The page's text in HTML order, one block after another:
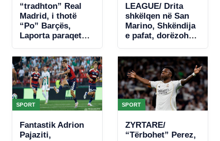
“tradhton” Real
Madrid, i thotë
“Po” Barçës,
Laporta paraqet
zyrtare
LEAGUE/ Drita
shkëlqen në San
Marino, Shkëndija
e pafat, dorëzohet
SPORT
Fantastik Adrion
Pajaziti,
SPORT
ZYRTARE/
“Tërbohet” Perez,